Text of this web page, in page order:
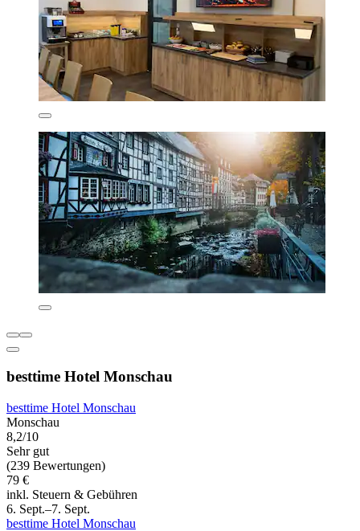
besttime Hotel Monschau
besttime Hotel Monschau
Monschau
8,2/10
Sehr gut
(239 Bewertungen)
79 €
inkl. Steuern & Gebühren
6. Sept.–7. Sept.
besttime Hotel Monschau